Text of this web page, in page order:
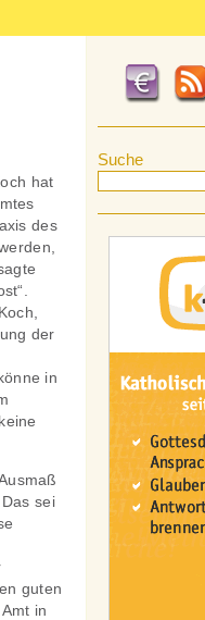
Suche
hat
des
der
in
sei
guten
in